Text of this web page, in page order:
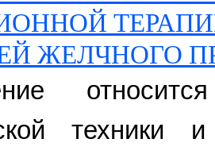
ЖЕЛЧНОГО
техники